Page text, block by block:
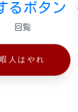
るボタン
回覧
暇人はやれ